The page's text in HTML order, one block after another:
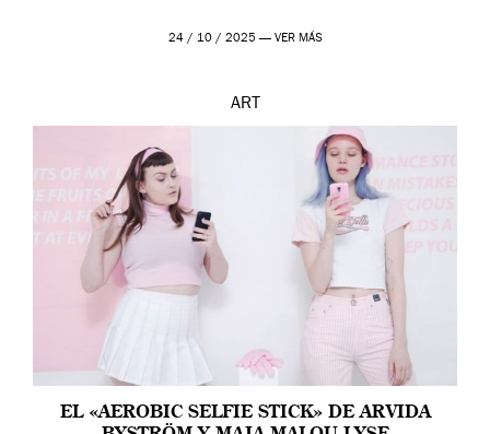
24 / 10 / 2025 — VER MÁS
ART
EL «AEROBIC SELFIE STICK» DE ARVIDA